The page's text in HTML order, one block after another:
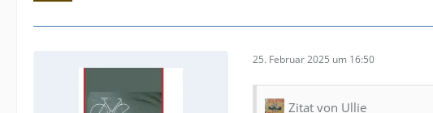
25. Februar 2025 um 16:50
Zitat von Ullie